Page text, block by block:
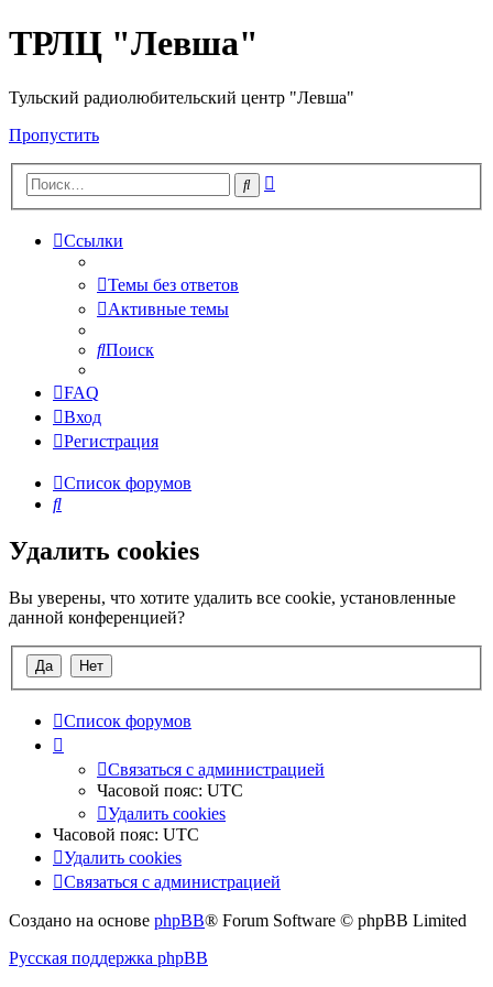
ТРЛЦ "Левша"
Тульский радиолюбительский центр "Левша"
Пропустить
Поиск
Ссылки
Темы без ответов
Активные темы
Поиск
FAQ
Вход
Регистрация
Список форумов
Поиск
Удалить cookies
Вы уверены, что хотите удалить все cookie, установленные
данной конференцией?
Список форумов
Связаться с администрацией
Часовой пояс: UTC
Удалить cookies
Часовой пояс: UTC
Удалить cookies
Связаться с администрацией
Создано на основе phpBB® Forum Software © phpBB Limited
Русская поддержка phpBB